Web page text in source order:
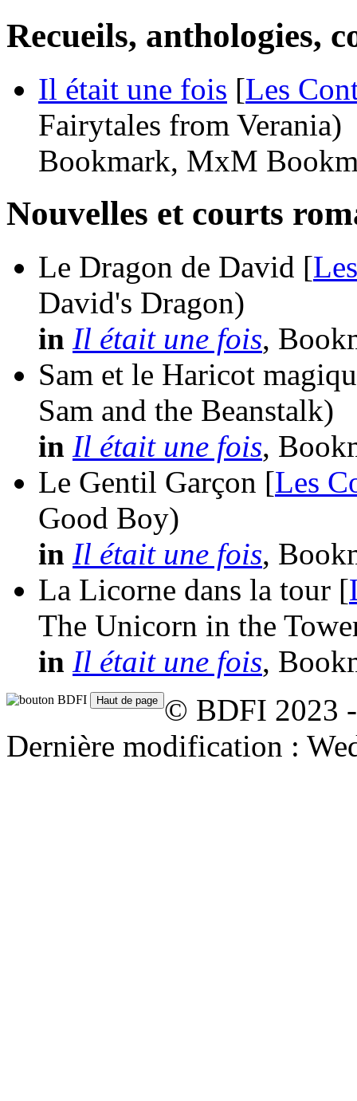
Recueils, anthologies,
Il était une fois [Les
Fairytales from Verania)
Bookmark, MxM
Nouvelles et courts
Le Dragon de David [
David's Dragon)
in Il était une fois,
Sam et le Haricot
Sam and the Beanstalk)
in Il était une fois,
Le Gentil Garçon [Les
Good Boy)
in Il était une fois,
La Licorne dans la tour [
The Unicorn in the
in Il était une fois,
© BDFI 2023
Dernière modification :